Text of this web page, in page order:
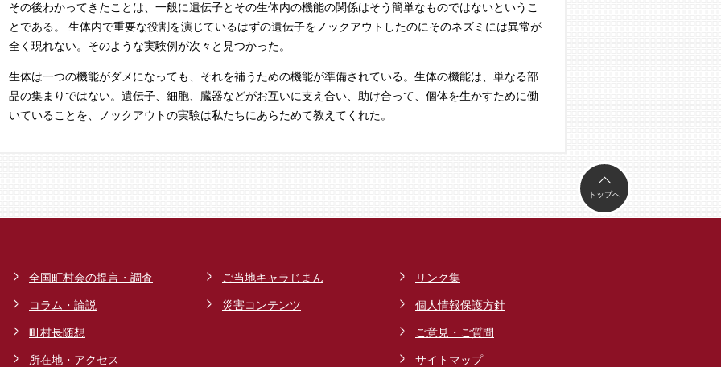
その後わかってきたことは、一般に遺伝子とその生体内の機能の関係はそう簡単なものではないというこ
とである。 生体内で重要な役割を演じているはずの遺伝子をノックアウトしたのにそのネズミには異常が
全く現れない。そのような実験例が次々と見つかった。
生体は一つの機能がダメになっても、それを補うための機能が準備されている。生体の機能は、単なる部
品の集まりではない。遺伝子、細胞、臓器などがお互いに支え合い、助け合って、個体を生かすために働
いていることを、ノックアウトの実験は私たちにあらためて教えてくれた。
トップへ
全国町村会の提言・調査
コラム・論説
町村長随想
所在地・アクセス
ご当地キャラじまん
災害コンテンツ
リンク集
個人情報保護方針
ご意見・ご質問
サイトマップ